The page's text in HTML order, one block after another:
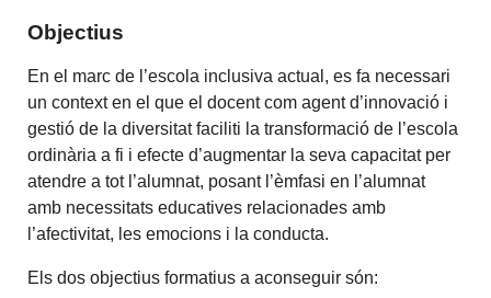
Objectius
En el marc de l’escola inclusiva actual, es fa necessari
un context en el que el docent com agent d’innovació i
gestió de la diversitat faciliti la transformació de l’escola
ordinària a fi i efecte d’augmentar la seva capacitat per
atendre a tot l’alumnat, posant l’èmfasi en l’alumnat
amb necessitats educatives relacionades amb
l’afectivitat, les emocions i la conducta.
Els dos objectius formatius a aconseguir són: